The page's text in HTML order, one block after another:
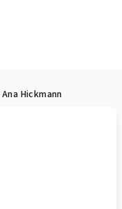
Ana Hickmann